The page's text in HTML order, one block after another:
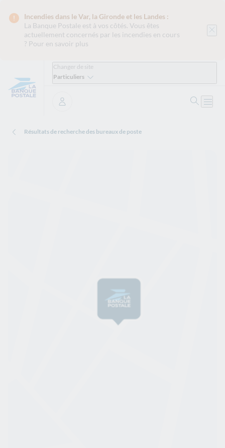
Incendies dans le Var, la Gironde et les Landes :
La Banque Postale est à vos côtés. Vous êtes
actuellement concernés par les incendies en cours
? Pour en savoir plus
Changer de site
Particuliers
Se connecter
Résultats de recherche des bureaux de poste